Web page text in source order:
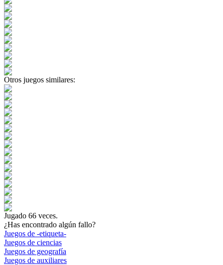
Otros juegos similares:
Jugado 66 veces.
¿Has encontrado algún fallo?
Juegos de -etiqueta-
Juegos de ciencias
Juegos de geografía
Juegos de auxiliares